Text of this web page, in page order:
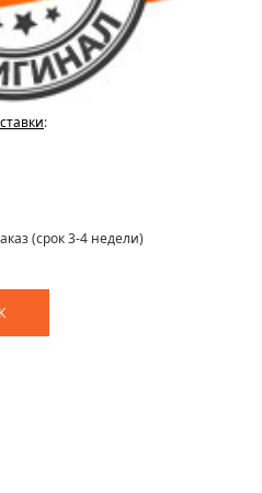
:
(срок 3-4 недели)